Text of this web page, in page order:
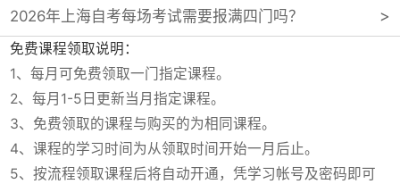
2026年上海自考每场考试需要报满四门吗？
免费课程领取说明：
1、每月可免费领取一门指定课程。
2、每月1-5日更新当月指定课程。
3、免费领取的课程与购买的为相同课程。
4、课程的学习时间为从领取时间开始一月后止。
5、按流程领取课程后将自动开通，凭学习帐号及密码即可